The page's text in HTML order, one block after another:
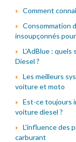
Comment
Consommation
insoupçonnés
L'AdBlue :
Diesel ?
Les meilleurs
voiture et moto
Est-ce toujours
voiture diesel ?
L'influence des
carburant